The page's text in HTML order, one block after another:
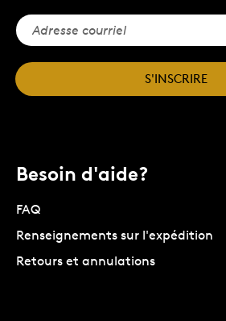
S'INSCRIRE
Besoin d'aide?
FAQ
Renseignements sur l'expédition
Retours et annulations